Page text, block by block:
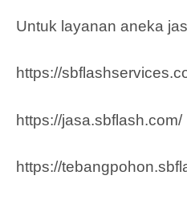
Untuk layanan aneka
https://
https://jasa.sbflash.com/
https://